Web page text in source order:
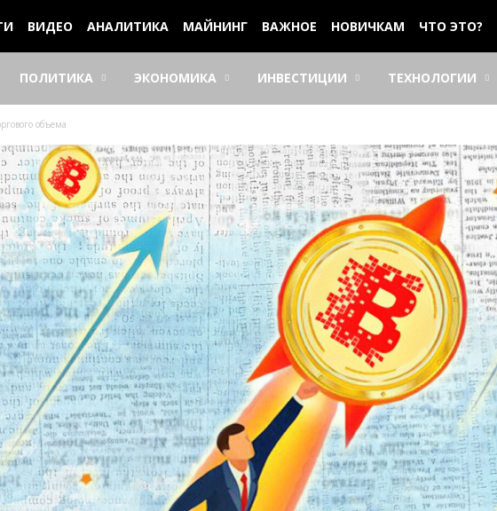
ВИДЕО АНАЛИТИКА МАЙНИНГ ВАЖНОЕ НОВИЧКАМ ЧТО ЭТО?
ПОЛИТИКА ЭКОНОМИКА ИНВЕСТИЦИИ ТЕХНОЛОГИИ
объема